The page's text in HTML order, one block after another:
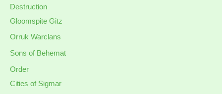
Destruction
Gloomspite Gitz
Orruk Warclans
Sons of Behemat
Order
Cities of Sigmar